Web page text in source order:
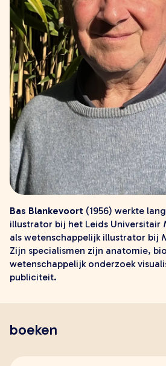
young adult
volwassenen
lees meer
verwacht
extra
makers
alle makers
schrijvers
vertalers
ontwerpers
contact
Bas Blankevoort (1956) werkte
illustrator bij het Leids Universitair
als wetenschappelijk illustrator bij
Zijn specialismen zijn anatomie,
wetenschappelijk onderzoek
publiciteit.
boeken